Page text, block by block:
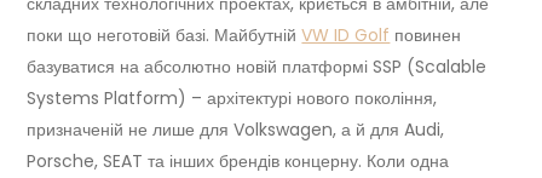
поки що неготовій базі. МайбутнійVW ID Golf повинен
базуватися на абсолютно новій платформі SSP (Scalable
Systems Platform) – архітектурі нового покоління,
призначеній не лише для Volkswagen, а й для Audi,
Porsche, SEAT та інших брендів концерну. Коли одна